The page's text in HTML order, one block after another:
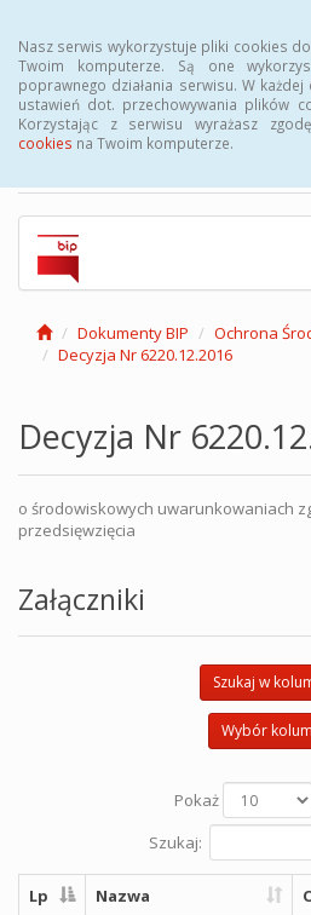
Nasz serwis wykorzystuje pliki cookies
Twoim komputerze. Są one
poprawnego działania serwisu. W
ustawień dot. przechowywania plików
Korzystając z serwisu wyrażasz
cookies na Twoim komputerze.
Biuletyn
Publicznej
Dokumenty BIP Ochrona
Decyzja Nr 6220.12.2016
Decyzja Nr
o środowiskowych uwarunkowaniach
przedsięwzięcia
Załączniki
Szukaj w
Wybór
Pokaż
Szukaj:
Lp Nazwa